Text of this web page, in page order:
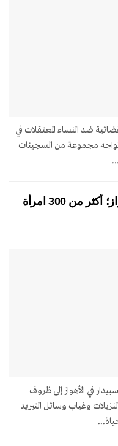
ضد النساء المعتقلات في
تواجه مجموعة من السجينات
عنبر النساء بسجن سبيدار في الأهواز؛ أكثر من 300 امرأة
في الأهواز إلى ظروف
وغياب وسائل التبريد